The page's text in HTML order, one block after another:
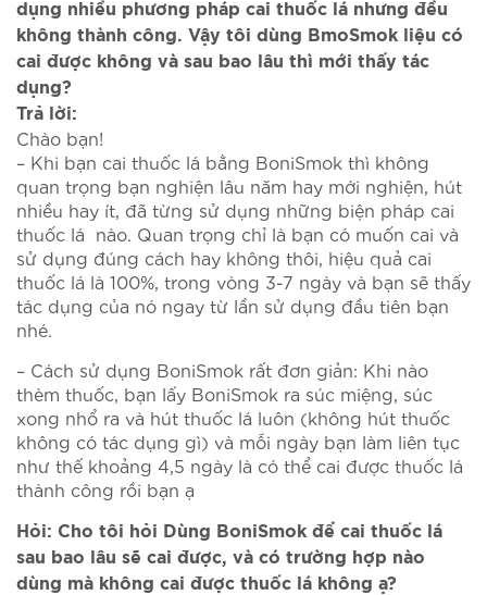
dụng nhiều phương pháp cai thuốc lá nhưng đều
không thành công. Vậy tôi dùng BmoSmok liệu có
cai được không và sau bao lâu thì mới thấy tác
dụng?
Trả lời:
Chào bạn!
– Khi bạn cai thuốc lá bằng BoniSmok thì không
quan trọng bạn nghiện lâu năm hay mới nghiện, hút
nhiều hay ít, đã từng sử dụng những biện pháp cai
thuốc lá nào. Quan trọng chỉ là bạn có muốn cai và
sử dụng đúng cách hay không thôi, hiệu quả cai
thuốc lá là 100%, trong vòng 3-7 ngày và bạn sẽ thấy
tác dụng của nó ngay từ lần sử dụng đầu tiên bạn
nhé.
– Cách sử dụng BoniSmok rất đơn giản: Khi nào
thèm thuốc, bạn lấy BoniSmok ra súc miệng, súc
xong nhổ ra và hút thuốc lá luôn (không hút thuốc
không có tác dụng gì) và mỗi ngày bạn làm liên tục
như thế khoảng 4,5 ngày là có thể cai được thuốc lá
thành công rồi bạn ạ
Hỏi: Cho tôi hỏi Dùng BoniSmok để cai thuốc lá
sau bao lâu sẽ cai được, và có trường hợp nào
dùng mà không cai được thuốc lá không ạ?